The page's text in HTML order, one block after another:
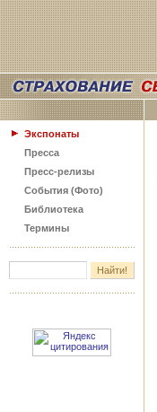
Экспонаты
Пресса
Пресс-релизы
События (Фото)
Библиотека
Термины